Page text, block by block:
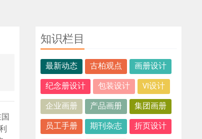
知识栏目
最新动态 古柏观点 画册设计
纪念册设计 包装设计 VI设计
企业画册 产品画册 集团画册
员工手册 期刊杂志 折页设计